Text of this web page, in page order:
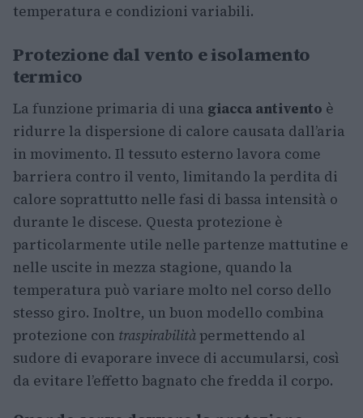
temperatura e condizioni variabili.
Protezione dal vento e isolamento
termico
La funzione primaria di una giacca antivento è
ridurre la dispersione di calore causata dall’aria
in movimento. Il tessuto esterno lavora come
barriera contro il vento, limitando la perdita di
calore soprattutto nelle fasi di bassa intensità o
durante le discese. Questa protezione è
particolarmente utile nelle partenze mattutine e
nelle uscite in mezza stagione, quando la
temperatura può variare molto nel corso dello
stesso giro. Inoltre, un buon modello combina
protezione con traspirabilitàpermettendo al
sudore di evaporare invece di accumularsi, così
da evitare l’effetto bagnato che fredda il corpo.